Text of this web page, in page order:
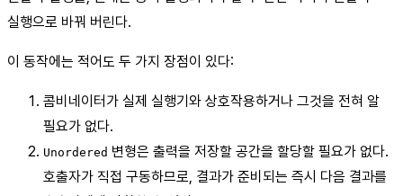
실행으로 바꿔 버린다.
이 동작에는 적어도 두 가지 장점이 있다:
콤비네이터가 실제 실행기와 상호작용하거나 그것을 전혀 알
필요가 없다.
Unordered 변형은 출력을 저장할 공간을 할당할 필요가 없다.
호출자가 직접 구동하므로, 결과가 준비되는 즉시 다음 결과를